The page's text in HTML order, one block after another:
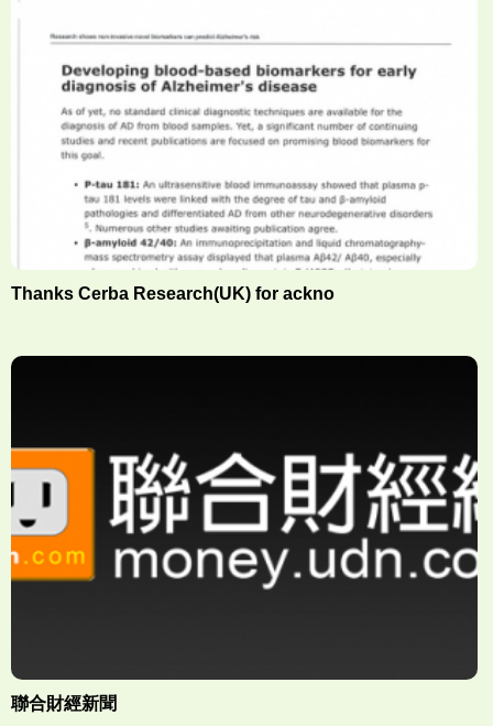
Thanks Cerba Research(UK) for ackno
聯合財經新聞